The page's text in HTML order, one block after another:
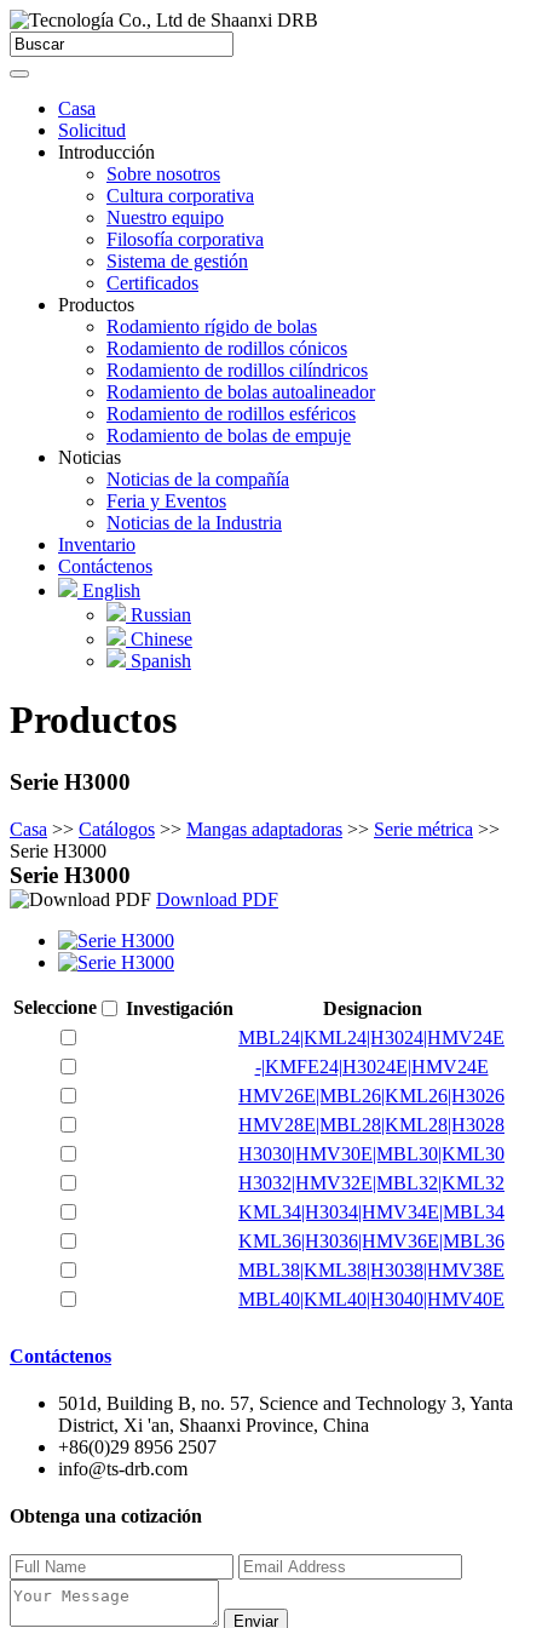
Casa
Solicitud
Introducción
Sobre nosotros
Cultura corporativa
Nuestro equipo
Filosofía corporativa
Sistema de gestión
Certificados
Productos
Rodamiento rígido de bolas
Rodamiento de rodillos cónicos
Rodamiento de rodillos cilíndricos
Rodamiento de bolas autoalineador
Rodamiento de rodillos esféricos
Rodamiento de bolas de empuje
Noticias
Noticias de la compañía
Feria y Eventos
Noticias de la Industria
Inventario
Contáctenos
English
Russian
Chinese
Spanish
Productos
Serie H3000
Casa >> Catálogos >> Mangas adaptadoras >> Serie métrica >>
Serie H3000
Serie H3000
Download PDF
Seleccione Investigación
Designacion
MBL24|KML24|H3024|HMV24E
-|KMFE24|H3024E|HMV24E
HMV26E|MBL26|KML26|H3026
HMV28E|MBL28|KML28|H3028
H3030|HMV30E|MBL30|KML30
H3032|HMV32E|MBL32|KML32
KML34|H3034|HMV34E|MBL34
KML36|H3036|HMV36E|MBL36
MBL38|KML38|H3038|HMV38E
MBL40|KML40|H3040|HMV40E
Contáctenos
501d, Building B, no. 57, Science and Technology 3, Yanta
District, Xi 'an, Shaanxi Province, China
+86(0)29 8956 2507
info@ts-drb.com
Obtenga una cotización
Enviar